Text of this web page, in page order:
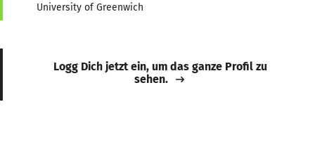
University of Greenwich
Logg Dich jetzt ein, um das ganze Profil zu
sehen.